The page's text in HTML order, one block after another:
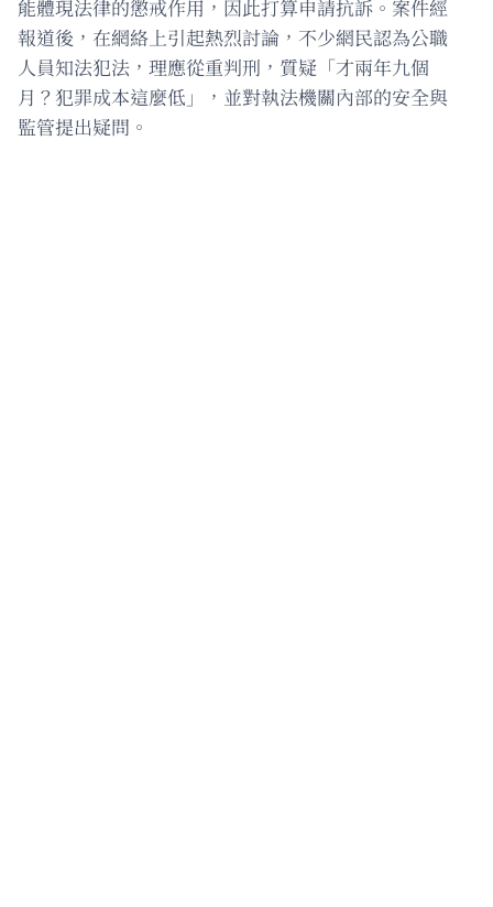
能體現法律的懲戒作用，因此打算申請抗訴。案件經
報道後，在網絡上引起熱烈討論，不少網民認為公職
人員知法犯法，理應從重判刑，質疑「才兩年九個
月？犯罪成本這麼低」，並對執法機關內部的安全與
監管提出疑問。